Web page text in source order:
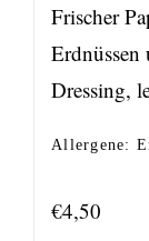
Frischer
Dressing,
Allergene:
€4,50